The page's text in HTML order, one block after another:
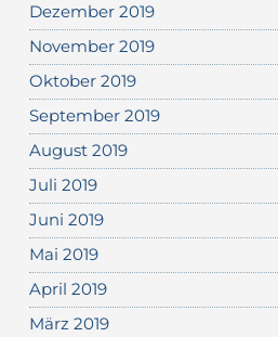
Dezember 2019
November 2019
Oktober 2019
September 2019
August 2019
Juli 2019
Juni 2019
Mai 2019
April 2019
März 2019